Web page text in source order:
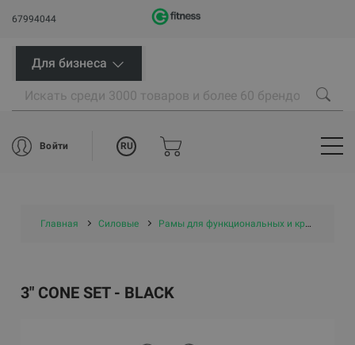
67994044
Для бизнеса
Войти RU
Главная Силовые Рамы для функциональных и кросс-тренировок
3" CONE SET - BLACK